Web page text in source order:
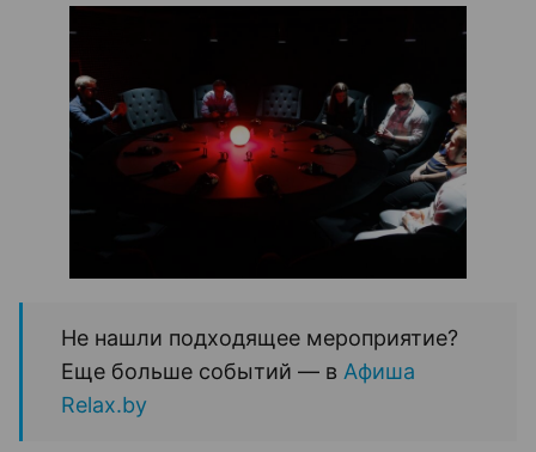
Не нашли подходящее мероприятие?
Еще больше событий — в Афиша
Relax.by